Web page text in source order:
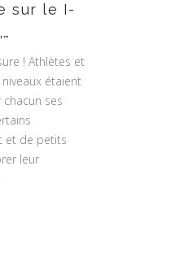
sur le I-
! Athlètes et
étaient
ses
et de petits
leur